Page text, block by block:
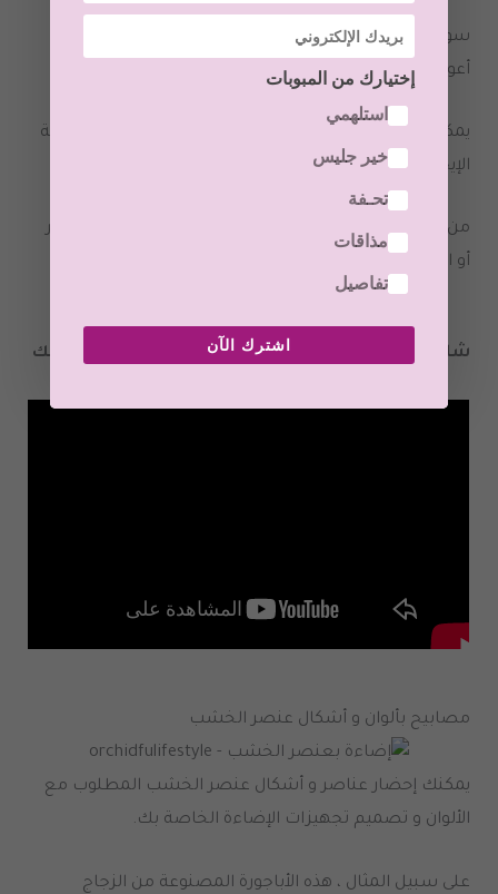
سواء كانت الوسائد أو البطانيات أو السجاد أو الستائر أو
أعواد خشبية بألوان عنصر الخشب.
يمكنك دائمًا العثور على طريقة ممتعة بصريًا لتعزيز الطاقة
الإيجابية الجيدة في منزلك!
من الأفضل دائمًا استخدام الأقمشة الطبيعية ، مثل الحرير
أو المخمل أو القطن.
شاهدي فيديو: تطبيق علم طاقة المكان على غرفة نومك
مصابيح بألوان و أشكال عنصر الخشب
يمكنك إحضار عناصر و أشكال عنصر الخشب المطلوب مع
الألوان و تصميم تجهيزات الإضاءة الخاصة بك.
على سبيل المثال ، هذه الأباجورة المصنوعة من الزجاج
إختيارك من المبوبات
استلهمي
خير جليس
تحـفة
مذاقات
تفاصيل
اشترك الآن